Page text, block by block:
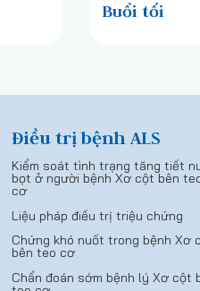
Buổi tối
Điều trị bệnh ALS
Kiểm soát tình trạng tăng tiết
bọt ở người bệnh Xơ cột bên
cơ
Liệu pháp điều trị triệu chứng
Chứng khó nuốt trong bệnh Xơ
bên teo cơ
Chẩn đoán sớm bệnh lý Xơ cột